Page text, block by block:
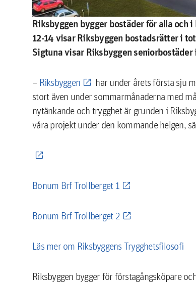
Riksbyggen bygger bostäder för alla och
12-14 visar Riksbyggen bostadsrätter i
Sigtuna visar Riksbyggen seniorbostäder
– Riksbyggen
har under årets första sju
stort även under sommarmånaderna med
nytänkande och trygghet är grunden i
våra projekt under den kommande helgen,
Bonum Brf Trollberget 1
Bonum Brf Trollberget 2
Läs mer om Riksbyggens Trygghetsfilosofi
Riksbyggen bygger för förstagångsköpare